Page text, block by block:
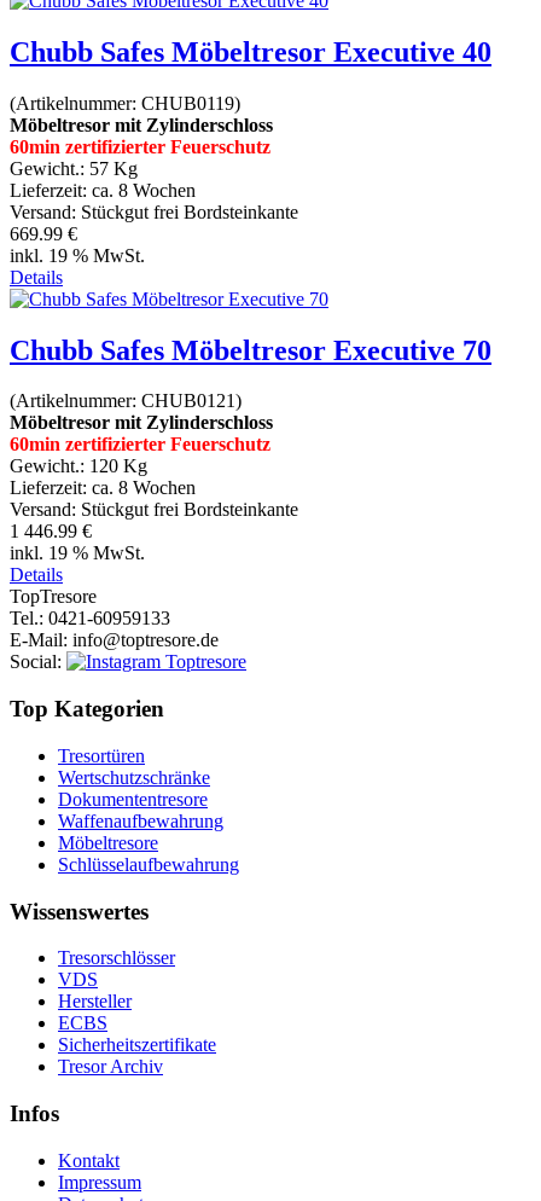
Chubb Safes Möbeltresor Executive 40
(Artikelnummer: CHUB0119)
Möbeltresor mit Zylinderschloss
60min zertifizierter Feuerschutz
Gewicht.: 57 Kg
Lieferzeit: ca. 8 Wochen
Versand: Stückgut frei Bordsteinkante
669.99 €
inkl. 19 % MwSt.
Details
Chubb Safes Möbeltresor Executive 70
(Artikelnummer: CHUB0121)
Möbeltresor mit Zylinderschloss
60min zertifizierter Feuerschutz
Gewicht.: 120 Kg
Lieferzeit: ca. 8 Wochen
Versand: Stückgut frei Bordsteinkante
1 446.99 €
inkl. 19 % MwSt.
Details
TopTresore
Tel.: 0421-60959133
E-Mail: info@toptresore.de
Social:
Top Kategorien
Tresortüren
Wertschutzschränke
Dokumententresore
Waffenaufbewahrung
Möbeltresore
Schlüsselaufbewahrung
Wissenswertes
Tresorschlösser
VDS
Hersteller
ECBS
Sicherheitszertifikate
Tresor Archiv
Infos
Kontakt
Impressum